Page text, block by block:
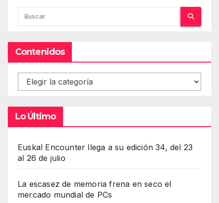
Contenidos
Contenidos
Lo Último
Euskal Encounter llega a su edición 34, del 23
al 26 de julio
La escasez de memoria frena en seco el
mercado mundial de PCs